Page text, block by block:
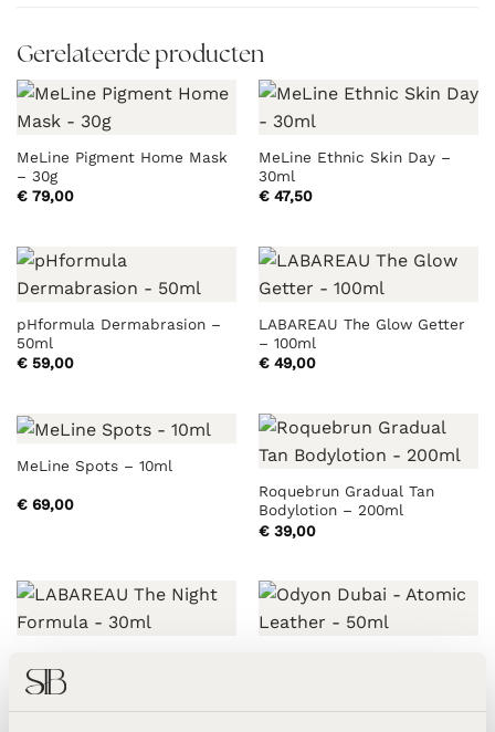
Gerelateerde producten
MeLine Pigment Home Mask
– 30g
€79,00
MeLine Ethnic Skin Day –
30ml
€47,50
pHformula Dermabrasion –
50ml
€59,00
LABAREAU The Glow Getter
– 100ml
€49,00
MeLine Spots – 10ml
€69,00
Roquebrun Gradual Tan
Bodylotion – 200ml
€39,00
Formula – 30ml
€95,00